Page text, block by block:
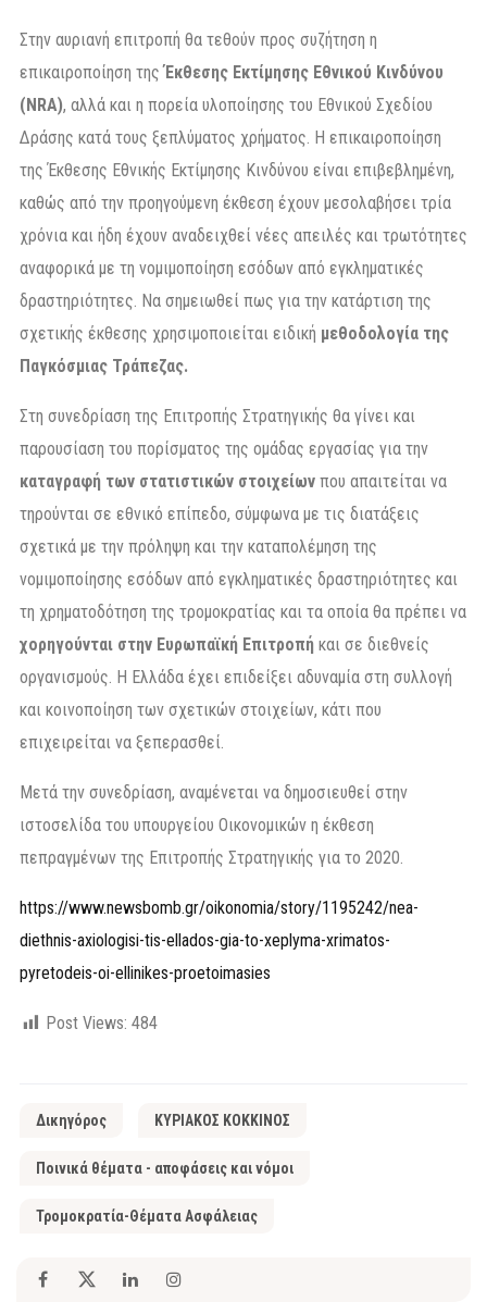
Στην αυριανή επιτροπή θα τεθούν προς συζήτηση η
επικαιροποίηση τηςΈκθεσης Εκτίμησης Εθνικού Κινδύνου
(ΝRA), αλλά και η πορεία υλοποίησης του Εθνικού Σχεδίου
Δράσης κατά τους ξεπλύματος χρήματος. Η επικαιροποίηση
της Έκθεσης Εθνικής Εκτίμησης Κινδύνου είναι επιβεβλημένη,
καθώς από την προηγούμενη έκθεση έχουν μεσολαβήσει τρία
χρόνια και ήδη έχουν αναδειχθεί νέες απειλές και τρωτότητες
αναφορικά με τη νομιμοποίηση εσόδων από εγκληματικές
δραστηριότητες. Να σημειωθεί πως για την κατάρτιση της
σχετικής έκθεσης χρησιμοποιείται ειδική μεθοδολογία της
Παγκόσμιας Τράπεζας.
Στη συνεδρίαση της Επιτροπής Στρατηγικής θα γίνει και
παρουσίαση του πορίσματος της ομάδας εργασίας για την
καταγραφή των στατιστικών στοιχείων που απαιτείται να
τηρούνται σε εθνικό επίπεδο, σύμφωνα με τις διατάξεις
σχετικά με την πρόληψη και την καταπολέμηση της
νομιμοποίησης εσόδων από εγκληματικές δραστηριότητες και
τη χρηματοδότηση της τρομοκρατίας και τα οποία θα πρέπει να
χορηγούνται στην Ευρωπαϊκή Επιτροπή και σε διεθνείς
οργανισμούς. Η Ελλάδα έχει επιδείξει αδυναμία στη συλλογή
και κοινοποίηση των σχετικών στοιχείων, κάτι που
επιχειρείται να ξεπερασθεί.
Μετά την συνεδρίαση, αναμένεται να δημοσιευθεί στην
ιστοσελίδα του υπουργείου Οικονομικών η έκθεση
πεπραγμένων της Επιτροπής Στρατηγικής για το 2020.
https://www.newsbomb.gr/oikonomia/story/1195242/nea-
diethnis-axiologisi-tis-ellados-gia-to-xeplyma-xrimatos-
pyretodeis-oi-ellinikes-proetoimasies
Post Views: 484
Δικηγόρος ΚΥΡΙΑΚΟΣ ΚΟΚΚΙΝΟΣ
Ποινικά θέματα - αποφάσεις και νόμοι
Τρομοκρατία-Θέματα Ασφάλειας